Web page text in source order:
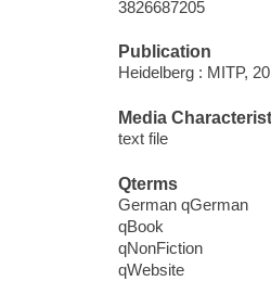
3826687205
Publication
Heidelberg : MITP,
Media
text file
Qterms
German qGerman
qBook
qNonFiction
qWebsite